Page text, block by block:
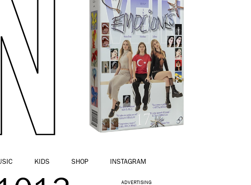
KIDS SHOP INSTAGRAM
ADVERTISING